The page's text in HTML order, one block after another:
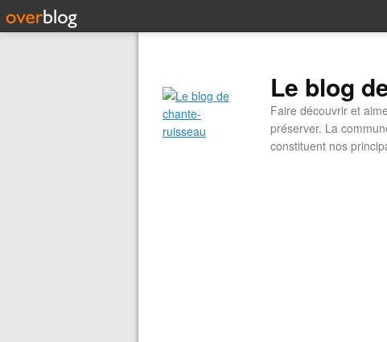
Le blog
Faire découvrir et
préserver. La
constituent nos